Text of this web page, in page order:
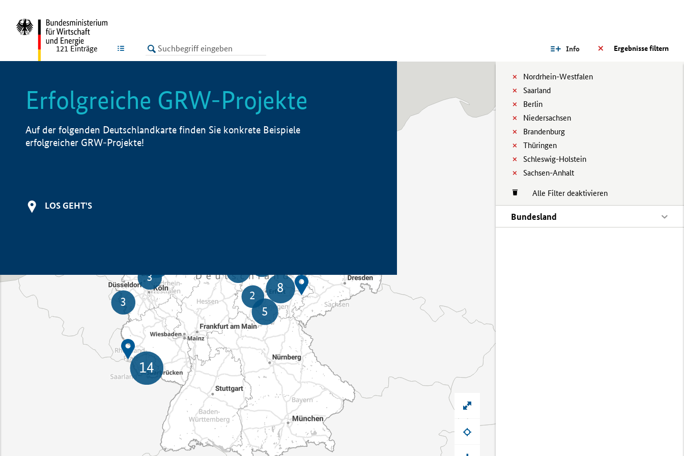
LISTE Ergebnisse filtern
Info
Nordrhein-Westfalen
Saarland
Berlin
Niedersachsen
Brandenburg
Thüringen
Schleswig-Holstein
Sachsen-Anhalt
Alle Filter deaktivieren
Bundesland
121 Einträge
Erfolgreiche GRW-Projekte
Auf der folgenden Deutschlandkarte finden Sie konkrete Beispiele
erfolgreicher GRW-Projekte!
LOS GEHT'S